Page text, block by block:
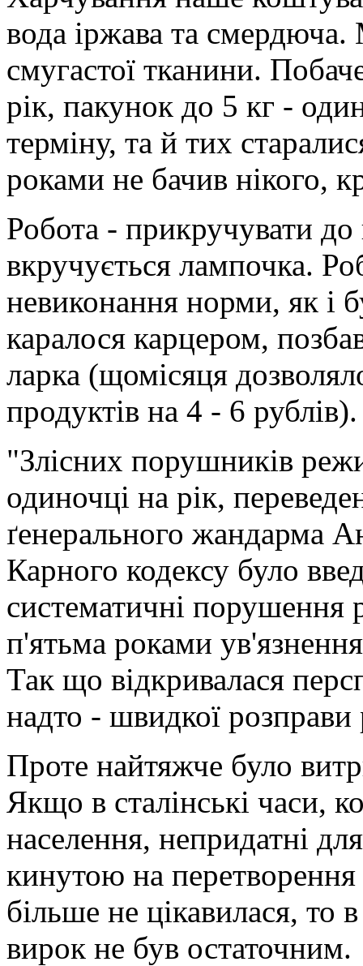
вода іржава та
смугастої тканини.
рік, пакунок до 5 кг -
терміну, та й тих
роками не бачив нікого,
Робота - прикручувати
вкручується лампочка.
невиконання норми, як і
каралося карцером,
ларка (щомісяця
продуктів на 4 - 6 рублів).
"Злісних порушників
одиночці на рік,
ґенерального жандарма
Карного кодексу було
систематичні порушення
п'ятьма роками
Так що відкривалася
надто - швидкої
Проте найтяжче було
Якщо в сталінські часи,
населення, непридатні
кинутою на
більше не цікавилася, то
вирок не був остаточним.